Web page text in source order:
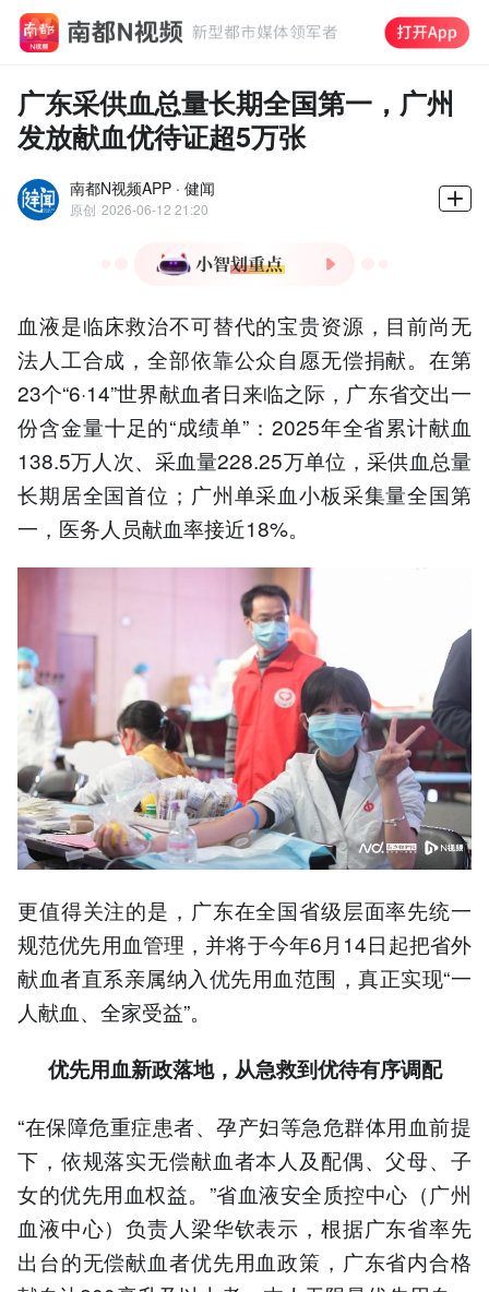
广东采供血总量长期全国第一，广州
发放献血优待证超5万张
南都N视频APP · 健闻
原创 2026-06-12 21:20
次，采供血量全国第一。
2.广东6月14日起实施优先
纳入范围。
3.广东累计减免血费1.76亿
元，单人最高减免35.35万
元。
4.广州首创为献血者免费投
保“穗岁康”，已赔付109.4万
60%以上，建立区域帮扶机
以上内容由AI大模型生成，仅供
参考
血液是临床救治不可替代的宝贵资源，目前尚无
法人工合成，全部依靠公众自愿无偿捐献。在第
23个“6·14”世界献血者日来临之际，广东省交出一
份含金量十足的“成绩单”：2025年全省累计献血
138.5万人次、采血量228.25万单位，采供血总量
长期居全国首位；广州单采血小板采集量全国第
一，医务人员献血率接近18%。
更值得关注的是，广东在全国省级层面率先统一
规范优先用血管理，并将于今年6月14日起把省外
献血者直系亲属纳入优先用血范围，真正实现“一
人献血、全家受益”。
优先用血新政落地，从急救到优待有序调配
“在保障危重症患者、孕产妇等急危群体用血前提
下，依规落实无偿献血者本人及配偶、父母、子
女的优先用血权益。”省血液安全质控中心（广州
血液中心）负责人梁华钦表示，根据广东省率先
出台的无偿献血者优先用血政策，广东省内合格